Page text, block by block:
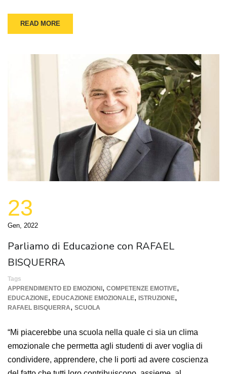
READ MORE
23
Gen, 2022
Parliamo di Educazione con RAFAEL
BISQUERRA
Tags
APPRENDIMENTO ED EMOZIONI, COMPETENZE EMOTIVE,
EDUCAZIONE, EDUCAZIONE EMOZIONALE, ISTRUZIONE,
RAFAEL BISQUERRA, SCUOLA
“Mi piacerebbe una scuola nella quale ci sia un clima
emozionale che permetta agli studenti di aver voglia di
condividere, apprendere, che li porti ad avere coscienza